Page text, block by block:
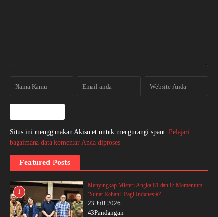
Situs ini menggunakan Akismet untuk mengurangi spam. Pelajari
bagaimana data komentar Anda diproses
Featured Posts
1
Menyingkap Misteri Angka 81 dan 8: Momentum
‘Sunat Rohani’ Bagi Indonesia?
23 Juli 2026
43Pandangan